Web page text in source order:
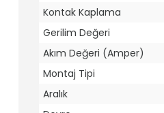
Kontak Kaplama
Gerilim Değeri
Akım Değeri (Amper)
Montaj Tipi
Aralık